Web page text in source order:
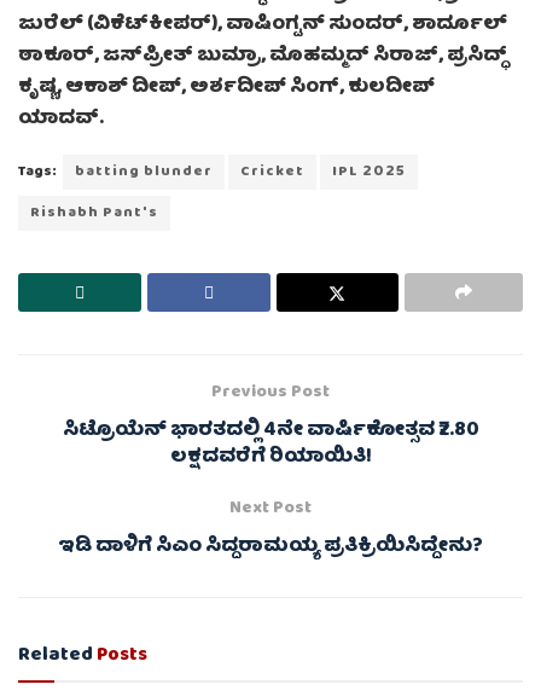
ಜುರೆಲ್ (ವಿಕೆಟ್‌ಕೀಪರ್), ವಾಷಿಂಗ್ಟನ್ ಸುಂದರ್, ಶಾರ್ದೂಲ್
ಠಾಕೂರ್, ಜಸ್‌ಪ್ರೀತ್ ಬುಮ್ರಾ, ಮೊಹಮ್ಮದ್ ಸಿರಾಜ್, ಪ್ರಸಿದ್ಧ್
ಕೃಷ್ಣ, ಆಕಾಶ್ ದೀಪ್, ಅರ್ಶದೀಪ್ ಸಿಂಗ್, ಕುಲದೀಪ್
ಯಾದವ್.
Tags: batting blunder Cricket
IPL 2025
Rishabh Pant's
Previous Post
ಸಿಟ್ರೊಯೆನ್ ಭಾರತದಲ್ಲಿ 4ನೇ ವಾರ್ಷಿಕೋತ್ಸವ ₹2.80
ಲಕ್ಷದವರೆಗೆ ರಿಯಾಯಿತಿ!
Next Post
ಇಡಿ ದಾಳಿಗೆ ಸಿಎಂ ಸಿದ್ದರಾಮಯ್ಯ ಪ್ರತಿಕ್ರಿಯಿಸಿದ್ದೇನು?
RelatedPosts